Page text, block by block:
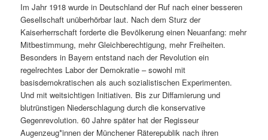
Im Jahr 1918 wurde in Deutschland der Ruf nach einer besseren
Gesellschaft unüberhörbar laut. Nach dem Sturz der
Kaiserherrschaft forderte die Bevölkerung einen Neuanfang: mehr
Mitbestimmung, mehr Gleichberechtigung, mehr Freiheiten.
Besonders in Bayern entstand nach der Revolution ein
regelrechtes Labor der Demokratie – sowohl mit
basisdemokratischen als auch sozialistischen Experimenten.
Und mit weitsichtigen Initiativen. Bis zur Diffamierung und
blutrünstigen Niederschlagung durch die konservative
Gegenrevolution. 60 Jahre später hat der Regisseur
Augenzeug*innen der Münchener Räterepublik nach ihren